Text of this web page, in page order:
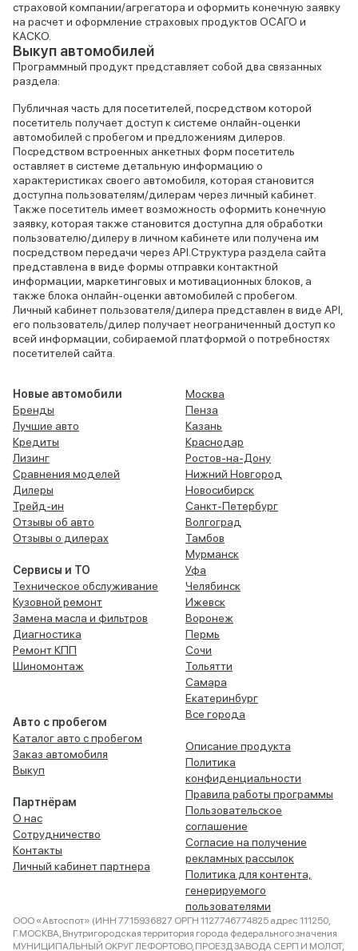
страховой компании/агрегатора и оформить конечную заявку
на расчет и оформление страховых продуктов ОСАГО и
КАСКО.
Выкуп автомобилей
Программный продукт представляет собой два связанных
раздела:
Публичная часть для посетителей, посредством которой
посетитель получает доступ к системе онлайн-оценки
автомобилей с пробегом и предложениям дилеров.
Посредством встроенных анкетных форм посетитель
оставляет в системе детальную информацию о
характеристиках своего автомобиля, которая становится
доступна пользователям/дилерам через личный кабинет.
Также посетитель имеет возможность оформить конечную
заявку, которая также становится доступна для обработки
пользователю/дилеру в личном кабинете или получена им
посредством передачи через API.Структура раздела сайта
представлена в виде формы отправки контактной
информации, маркетинговых и мотивационных блоков, а
также блока онлайн-оценки автомобилей с пробегом.
Личный кабинет пользователя/дилера представлен в виде API,
его пользователь/дилер получает неограниченный доступ ко
всей информации, собираемой платформой о потребностях
посетителей сайта.
Новые автомобили
Бренды
Лучшие авто
Кредиты
Лизинг
Сравнения моделей
Дилеры
Трейд-ин
Отзывы об авто
Отзывы о дилерах
Сервисы и ТО
Техническое обслуживание
Кузовной ремонт
Замена масла и фильтров
Диагностика
Ремонт КПП
Шиномонтаж
Авто с пробегом
Каталог авто с пробегом
Заказ автомобиля
Выкуп
Партнёрам
О нас
Сотрудничество
Контакты
Личный кабинет партнера
Москва
Пенза
Казань
Краснодар
Ростов-на-Дону
Нижний Новгород
Новосибирск
Санкт-Петербург
Волгоград
Тамбов
Мурманск
Уфа
Челябинск
Ижевск
Воронеж
Пермь
Сочи
Тольятти
Самара
Екатеринбург
Все города
Описание продукта
Политика
конфиденциальности
Правила работы программы
Пользовательское
соглашение
Согласие на получение
рекламных рассылок
Политика для контента,
генерируемого
пользователями
ООО «Автоспот» (ИНН 7715936827 ОРГН 1127746774825 адрес 111250,
Г.МОСКВА, Внутригородская территория города федерального значения
МУНИЦИПАЛЬНЫЙ ОКРУГ ЛЕФОРТОВО, ПРОЕЗД ЗАВОДА СЕРП И МОЛОТ,